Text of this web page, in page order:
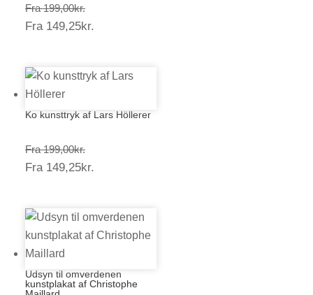
Fra 199,00kr.Prisinterval:
199,00kr.
Fra 149,25kr.
Ko kunsttryk af Lars Höllerer
Fra 199,00kr.Prisinterval:
199,00kr.
Fra 149,25kr.
Udsyn til omverdenen
kunstplakat af Christophe